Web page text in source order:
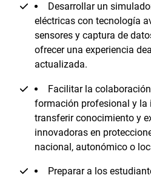
Desarrollar un
eléctricas con tecnología
sensores y captura de
ofrecer una experiencia
actualizada.
Facilitar la
formación profesional y la
transferir conocimiento y
innovadoras en
nacional, autonómico o
Preparar a los